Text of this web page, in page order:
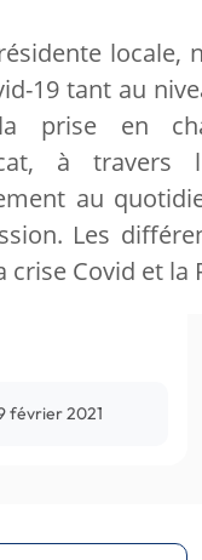
locale,
19 tant au
prise en
à travers
au
Les
Covid et la
février 2021